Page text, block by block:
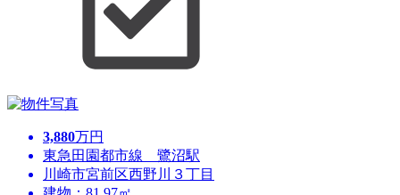
3,880万円
東急田園都市線 鷺沼駅
川崎市宮前区西野川３丁目